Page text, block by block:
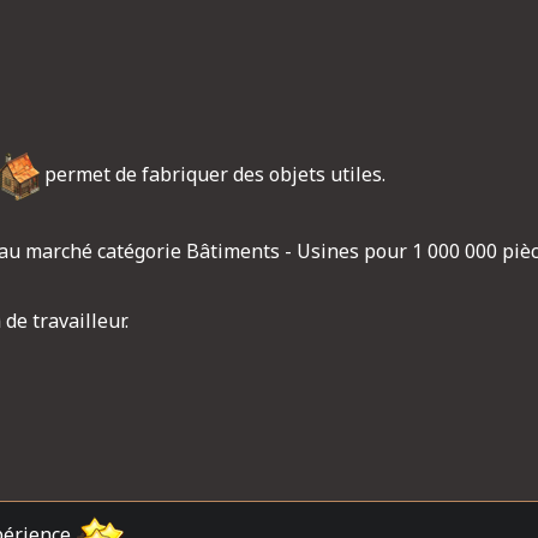
permet de fabriquer des objets utiles.
marché catégorie Bâtiments - Usines pour 1 000 000
de travailleur.